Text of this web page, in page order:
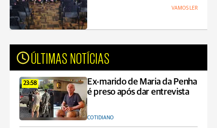
VAMOS LER
ÚLTIMAS NOTÍCIAS
23:58
Ex-marido de Maria da Penha
é preso após dar entrevista
COTIDIANO